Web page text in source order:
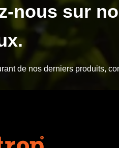
nous sur
de nos derniers produits,